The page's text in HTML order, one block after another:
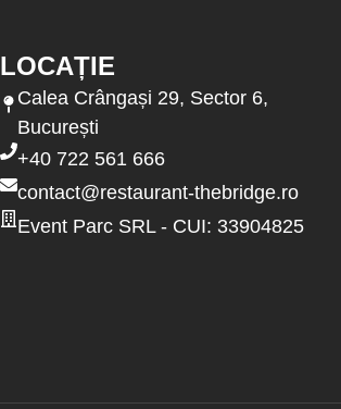
LOCAȚIE
Calea Crângași 29, Sector 6,
București
+40 722 561 666
contact@restaurant-thebridge.ro
Event Parc SRL - CUI: 33904825